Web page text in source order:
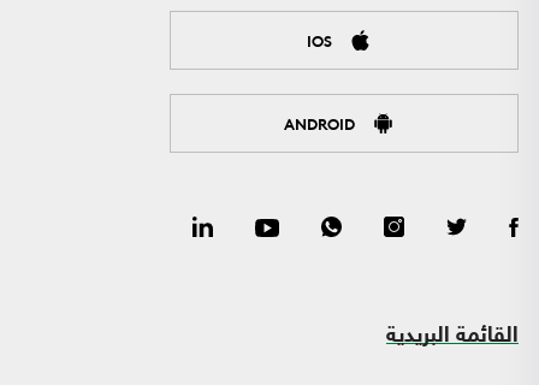
IOS
ANDROID
القائمة البريدية